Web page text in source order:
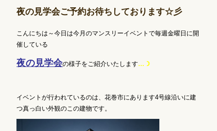
夜の見学会ご予約お待ちしております☆彡
こんにちは～今日は今月のマンスリーイベントで毎週金曜日に開
催している
夜の見学会の様子をご紹介いたします…☽
イベントが行われているのは、花巻市にあります4号線沿いに建
つ真っ白い外観のこの建物です。